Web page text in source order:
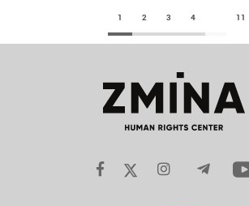
1 2 3 4 11